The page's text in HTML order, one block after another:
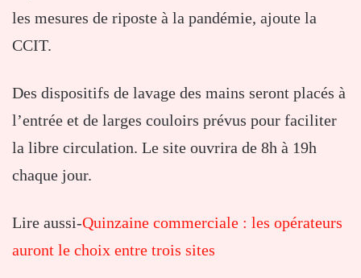
les mesures de riposte à la pandémie, ajoute la
CCIT.
Des dispositifs de lavage des mains seront placés à
l’entrée et de larges couloirs prévus pour faciliter
la libre circulation. Le site ouvrira de 8h à 19h
chaque jour.
Lire aussi-Quinzaine commerciale : les opérateurs
auront le choix entre trois sites